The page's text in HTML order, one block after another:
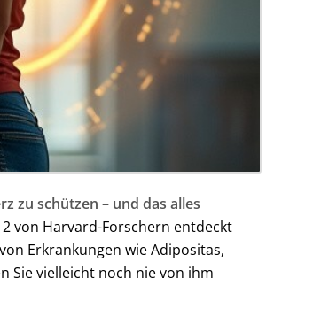
zu schützen – und das alles
von Harvard-Forschern entdeckt
Erkrankungen wie Adipositas,
Sie vielleicht noch nie von ihm